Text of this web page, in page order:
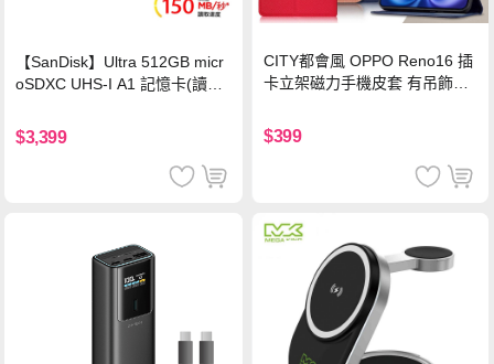
【SanDisk】Ultra 512GB micr
oSDXC UHS-I A1 記憶卡(讀取
$3,399
CITY都會風 OPPO Reno16 插
卡立架磁力手機皮套 有吊飾孔
$399